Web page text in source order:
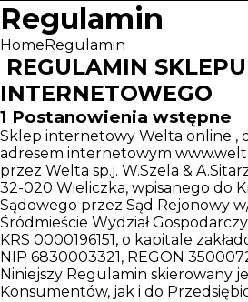
Regulamin
HomeRegulamin
REGULAMIN SKLEPU
INTERNETOWEGO
1 Postanowienia wstępne
Sklep internetowy Welta online ,
adresem internetowym
przez Welta sp.j. W.Szela &
32-020 Wieliczka, wpisanego do
Sądowego przez Sąd Rejonowy
Śródmieście Wydział
KRS 0000196151, o kapitale
NIP 6830003321, REGON
Niniejszy Regulamin skierowany
Konsumentów, jak i do